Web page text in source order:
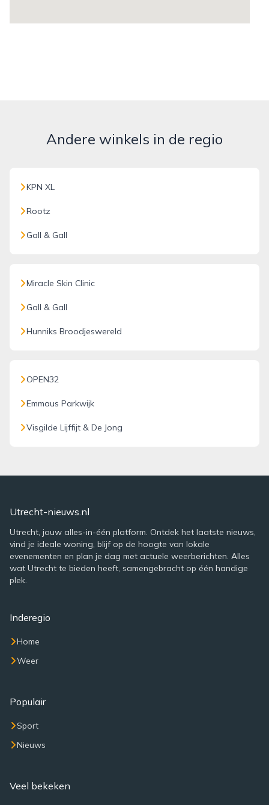
Andere winkels in de regio
KPN XL
Rootz
Gall & Gall
Miracle Skin Clinic
Gall & Gall
Hunniks Broodjeswereld
OPEN32
Emmaus Parkwijk
Visgilde Lijffijt & De Jong
Utrecht-nieuws.nl
Utrecht, jouw alles-in-één platform. Ontdek het laatste nieuws,
vind je ideale woning, blijf op de hoogte van lokale
evenementen en plan je dag met actuele weerberichten. Alles
wat Utrecht te bieden heeft, samengebracht op één handige
plek.
Inderegio
Home
Weer
Populair
Sport
Nieuws
Veel bekeken